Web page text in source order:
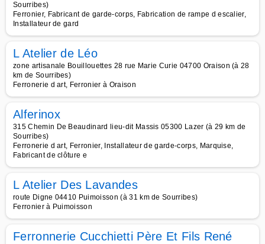
Sourribes)
Ferronier, Fabricant de garde-corps, Fabrication de rampe d escalier,
Installateur de gard
L Atelier de Léo
zone artisanale Bouillouettes 28 rue Marie Curie 04700 Oraison (à 28
km de Sourribes)
Ferronerie d art, Ferronier à Oraison
Alferinox
315 Chemin De Beaudinard lieu-dit Massis 05300 Lazer (à 29 km de
Sourribes)
Ferronerie d art, Ferronier, Installateur de garde-corps, Marquise,
Fabricant de clôture e
L Atelier Des Lavandes
route Digne 04410 Puimoisson (à 31 km de Sourribes)
Ferronier à Puimoisson
Ferronnerie Cucchietti Père Et Fils René